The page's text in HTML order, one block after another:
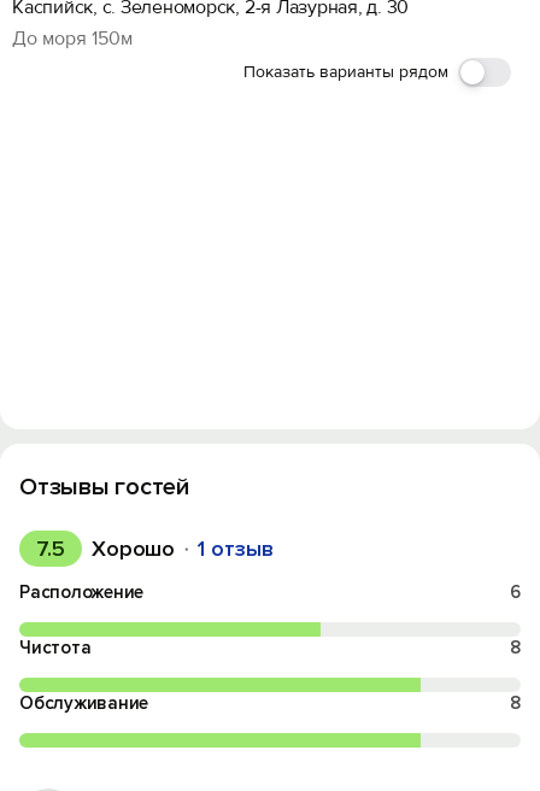
Каспийск, с. Зеленоморск, 2-я Лазурная, д. 30
До моря 150м
Показать варианты рядом
Отзывы гостей
7.5 Хорошо 1 отзыв
Расположение 6
Чистота 8
Обслуживание 8